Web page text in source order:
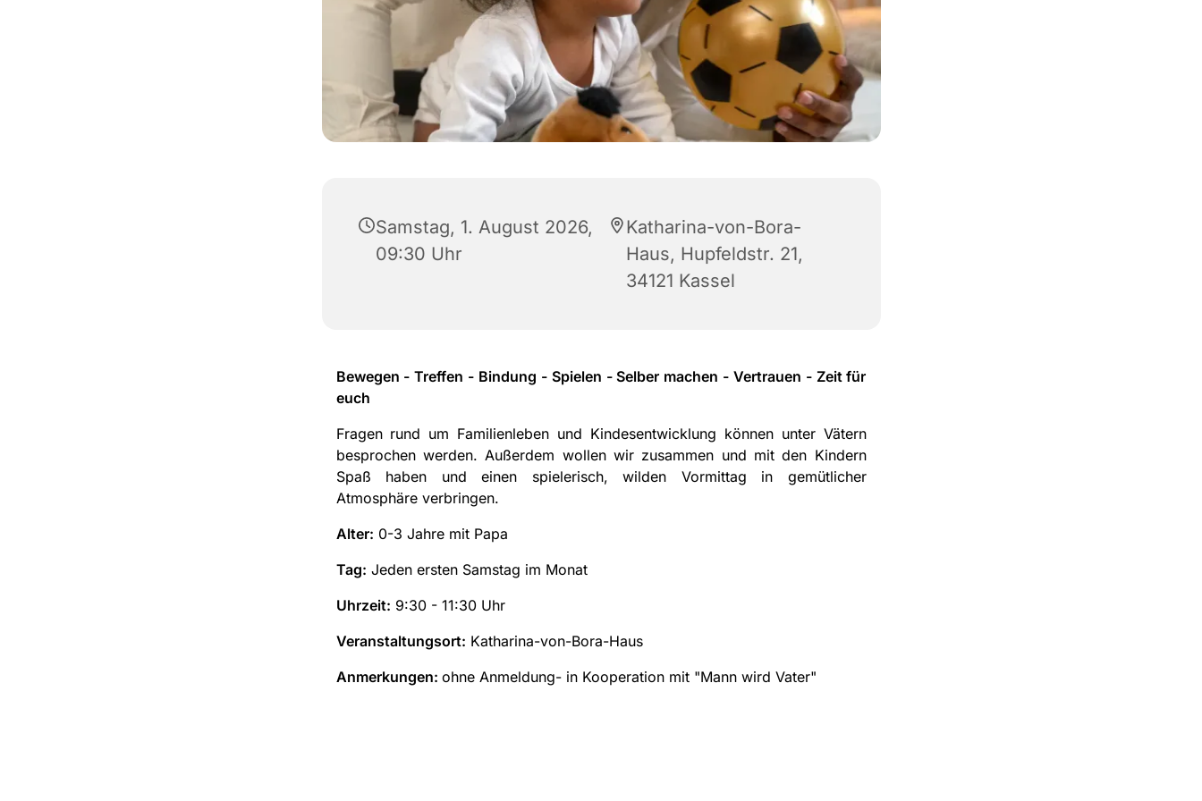
Samstag, 1. August 2026,
09:30 Uhr
Katharina-von-Bora-
Haus, Hupfeldstr. 21,
34121 Kassel
Bewegen - Treffen - Bindung - Spielen - Selber machen - Vertrauen - Zeit für
euch
Fragen rund um Familienleben und Kindesentwicklung können unter Vätern
besprochen werden. Außerdem wollen wir zusammen und mit den Kindern
Spaß haben und einen spielerisch, wilden Vormittag in gemütlicher
Atmosphäre verbringen.
Alter: 0-3 Jahre mit Papa
Tag: Jeden ersten Samstag im Monat
Uhrzeit: 9:30 - 11:30 Uhr
Veranstaltungsort: Katharina-von-Bora-Haus
Anmerkungen: ohne Anmeldung- in Kooperation mit "Mann wird Vater"